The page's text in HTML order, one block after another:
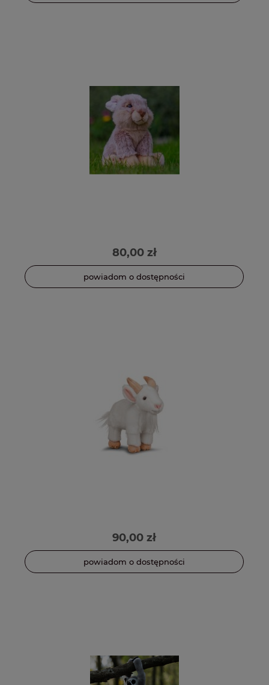
80,00 zł
powiadom o dostępności
90,00 zł
powiadom o dostępności